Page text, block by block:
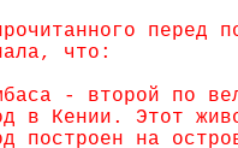
перед
что:
- второй по
в Кении. Этот
построен на